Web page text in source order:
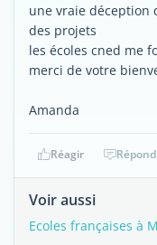
une vraie déception
des projets
les écoles cned me
merci de votre
Amanda
Réagir
Voir aussi
Ecoles françaises à